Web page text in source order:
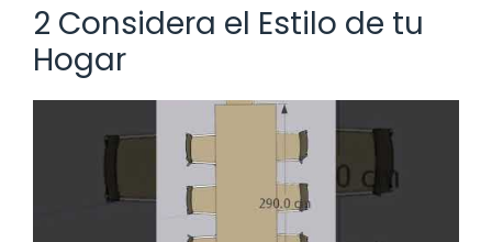
2 Considera el Estilo de tu
Hogar